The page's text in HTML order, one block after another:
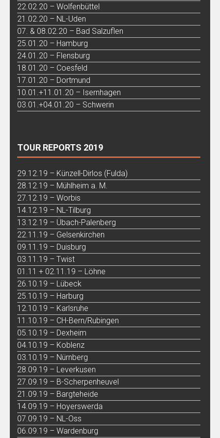
22.02.20 – Wolfenbüttel
21.02.20 – NL-Uden
07. & 08.02.20 – Bad Salzuflen
25.01.20 – Hamburg
24.01.20 – Flensburg
18.01.20 – Coesfeld
17.01.20 – Dortmund
10.01.+11.01.20 – Isernhagen
03.01.+04.01.20 – Schwerin
TOUR REPORTS 2019
29.12.19 – Künzell-Dirlos (Fulda)
28.12.19 – Mühlheim a. M.
27.12.19 – Worbis
14.12.19 – NL-Tilburg
13.12.19 – Übach-Palenberg
22.11.19 – Gelsenkirchen
09.11.19 – Duisburg
03.11.19 – Twist
01.11 + 02.11.19 – Löhne
26.10.19 – Lübeck
25.10.19 – Harburg
12.10.19 – Karlsruhe
11.10.19 – CH-Bern/Rubingen
05.10.19 – Dexheim
04.10.19 – Koblenz
03.10.19 – Nürnberg
28.09.19 – Leverkusen
27.09.19 – B-Scherpenheuvel
21.09.19 – Bargteheide
14.09.19 – Hoyerswerda
07.09.19 – NL-Oss
06.09.19 – Wardenburg